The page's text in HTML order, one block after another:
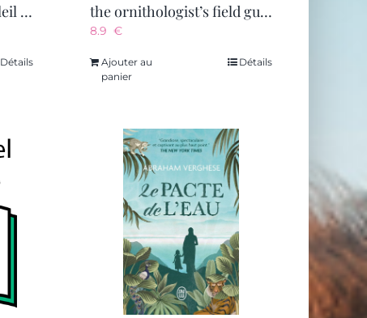
les colombes du roi-soleil – vol02 – le secret de louise
Détails
the ornithologist’s field guide to love
8.9 €
Ajouter au
panier
Détails